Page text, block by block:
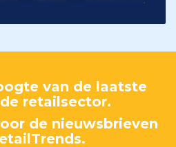
van de laatste
retailsector.
de nieuwsbrieven